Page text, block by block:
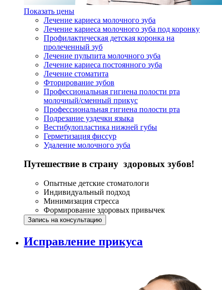
Показать цены
Лечение кариеса молочного зуба
Лечение кариеса молочного зуба под коронку
Профилактическая детская коронка на
пролеченный зуб
Лечение пульпита молочного зуба
Лечение кариеса постоянного зуба
Лечение стоматита
Фторирование зубов
Профессиональная гигиена полости рта
молочный/сменный прикус
Профессиональная гигиена полости рта
Подрезание уздечки языка
Вестибулопластика нижней губы
Герметизация фиссур
Удаление молочного зуба
Путешествие в страну здоровых зубов!
Опытные детские стоматологи
Индивидуальный подход
Минимизация стресса
Формирование здоровых привычек
Запись на консультацию
Исправление прикуса